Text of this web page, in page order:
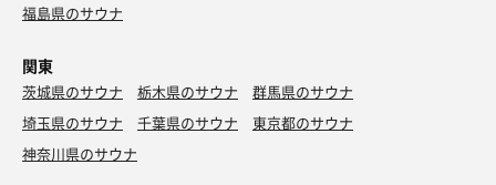
福島県のサウナ
関東
茨城県のサウナ 栃木県のサウナ
群馬県のサウナ
埼玉県のサウナ
千葉県のサウナ
東京都のサウナ
神奈川県のサウナ